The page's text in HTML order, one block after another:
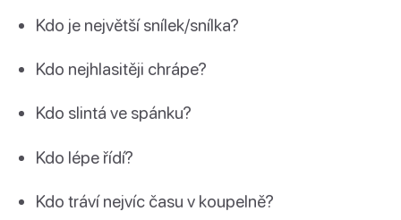
Kdo je největší snílek/snílka?
Kdo nejhlasitěji chrápe?
Kdo slintá ve spánku?
Kdo lépe řídí?
Kdo tráví nejvíc času v koupelně?